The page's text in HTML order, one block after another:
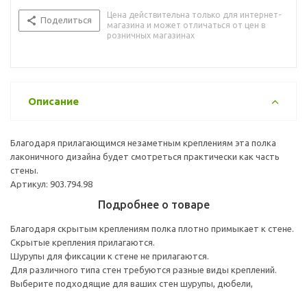
Поделиться
Цена действительна только для интернет-
магазина и может отличаться от цен в
розничных магазинах
Описание
Благодаря прилагающимся незаметным креплениям эта полка
лаконичного дизайна будет смотреться практически как часть
стены.
Артикул: 903.794.98
Подробнее о товаре
Благодаря скрытым креплениям полка плотно примыкает к стене.
Скрытые крепления прилагаются.
Шурупы для фиксации к стене не прилагаются.
Для различного типа стен требуются разные виды креплений.
Выберите подходящие для ваших стен шурупы, дюбели,